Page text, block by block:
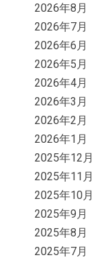
2026年8月
2026年7月
2026年6月
2026年5月
2026年4月
2026年3月
2026年2月
2026年1月
2025年12月
2025年11月
2025年10月
2025年9月
2025年8月
2025年7月